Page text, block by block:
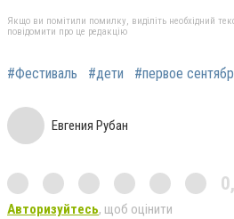
Якщо ви помітили помилку, виділіть необхідний
повідомити про це редакцію
#Фестиваль #дети #первое
Евгения Рубан
Авторизуйтесь, щоб оцінити